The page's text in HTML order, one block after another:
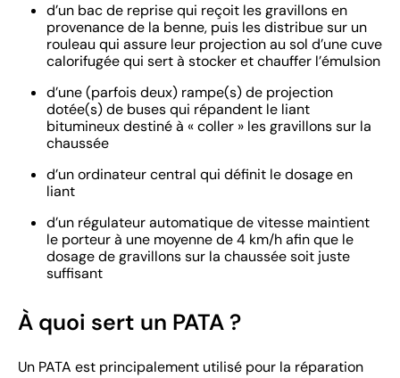
d’un bac de reprise qui reçoit les gravillons en
provenance de la benne, puis les distribue sur un
rouleau qui assure leur projection au sol d’une cuve
calorifugée qui sert à stocker et chauffer l’émulsion
d’une (parfois deux) rampe(s) de projection
dotée(s) de buses qui répandent le liant
bitumineux destiné à « coller » les gravillons sur la
chaussée
d’un ordinateur central qui définit le dosage en
liant
d’un régulateur automatique de vitesse maintient
le porteur à une moyenne de 4 km/h afin que le
dosage de gravillons sur la chaussée soit juste
suffisant
À quoi sert un PATA ?
​Un PATA est principalement utilisé pour la réparation